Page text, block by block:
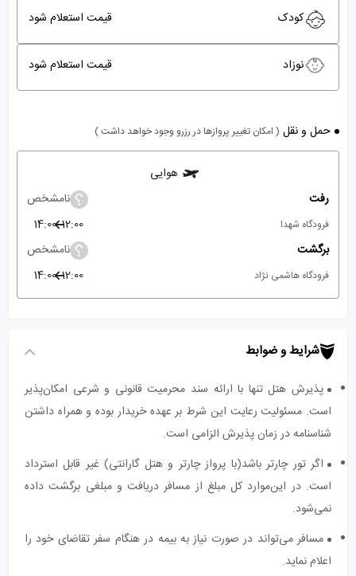
کودک قیمت استعلام شود
نوزاد قیمت استعلام شود
حمل و نقل ( امکان تغییر پروازها در رزرو وجود خواهد داشت )
هوایی
رفت
نامشخص
فرودگاه شهدا 12:00
14:00
برگشت
نامشخص
فرودگاه هاشمی نژاد 12:00
14:00
شرایط و ضوابط
پذیرش هتل تنها با ارائه سند محرمیت قانونی و شرعی امکان‌پذیر
است. مسئولیت رعایت این شرط بر عهده خریدار بوده و همراه داشتن
شناسنامه در زمان پذیرش الزامی است.
اگر تور چارتر باشد(با پرواز چارتر و هتل گارانتی) غیر قابل استرداد
است. در این‌موارد کل مبلغ از مسافر دریافت و مبلغی برگشت داده
نمی‌شود.
مسافر می‌تواند در صورت نیاز به بیمه در هنگام سفر تقاضای خود را
اعلام نماید.